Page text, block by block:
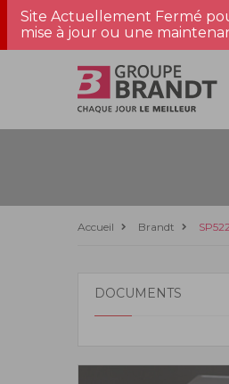
Site Actuellement Fermé
mise à jour ou une
Accueil Brandt
DOCUMENTS